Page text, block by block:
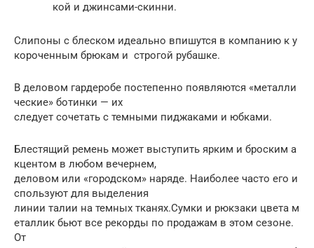
кой и джинсами-скинни.
Слипоны с блеском идеально впишутся в компанию к у
короченным брюкам и строгой рубашке.
В деловом гардеробе постепенно появляются «металли
ческие» ботинки — их
следует сочетать с темными пиджаками и юбками.
Блестящий ремень может выступить ярким и броским а
кцентом в любом вечернем,
деловом или «городском» наряде. Наиболее часто его и
спользуют для выделения
линии талии на темных тканях.Сумки и рюкзаки цвета м
еталлик бьют все рекорды по продажам в этом сезоне.
От